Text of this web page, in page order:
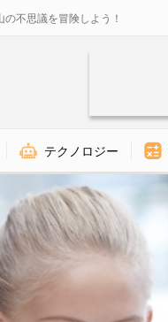
不思議を冒険しよう！
テクノロジー